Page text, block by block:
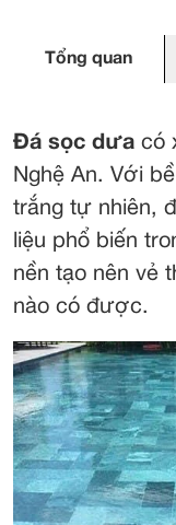
Tổng quan
Đá sọc dưa có
Nghệ An. Với
trắng tự nhiên,
liệu phổ biến
nền tạo nên vẻ
nào có được.